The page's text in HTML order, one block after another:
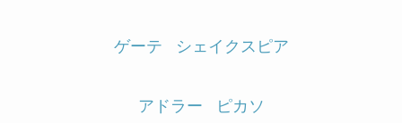
ゲーテ シェイクスピア
アドラー ピカソ